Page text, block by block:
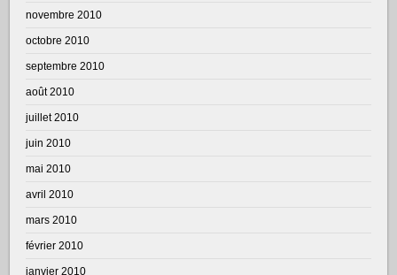
novembre 2010
octobre 2010
septembre 2010
août 2010
juillet 2010
juin 2010
mai 2010
avril 2010
mars 2010
février 2010
janvier 2010